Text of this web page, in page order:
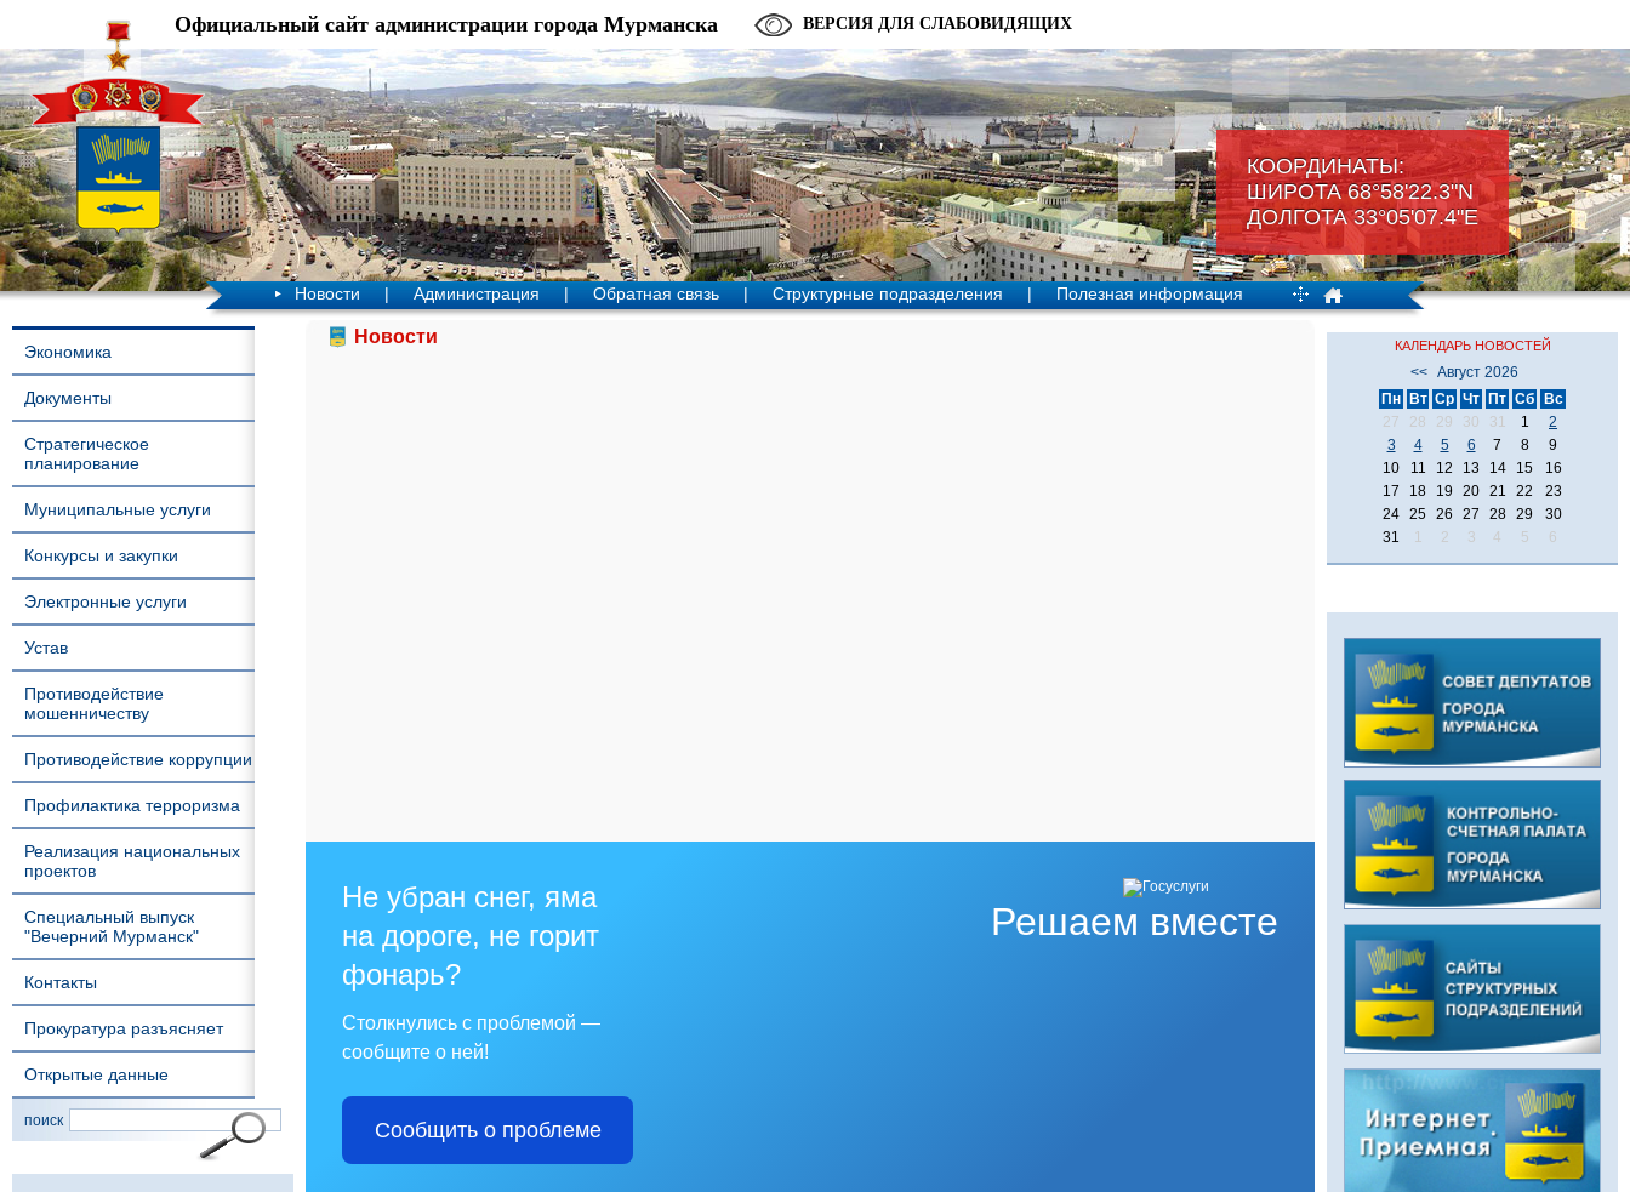
КООРДИНАТЫ:
ШИРОТА 68°58'22.3"N
ДОЛГОТА 33°05'07.4"Е
Официальный сайт администрации города Мурманска ВЕРСИЯ ДЛЯ СЛАБОВИДЯЩИХ
Новости | Администрация | Обратная связь | Структурные подразделения | Полезная информация
Экономика
Документы
Стратегическое
планирование
Муниципальные услуги
Конкурсы и закупки
Электронные услуги
Устав
Противодействие
мошенничеству
Противодействие коррупции
Профилактика терроризма
Реализация национальных
проектов
Специальный выпуск
"Вечерний Мурманск"
Контакты
Прокуратура разъясняет
Открытые данные
поиск
Новости
Решаем вместе
Не убран снег, яма
на дороге, не горит
фонарь?
Столкнулись с проблемой —
сообщите о ней!
Сообщить о проблеме
КАЛЕНДАРЬ НОВОСТЕЙ
<<
Август 2026
Пн
Вт Ср Чт Пт Сб
Вс
27
28 29 30 31 1
2
3
4 5 6 7 8
9
10
11 12 13 14 15
16
17
18 19 20 21 22
23
24 25 26 27 28 29
30
31
1 2 3 4 5 6